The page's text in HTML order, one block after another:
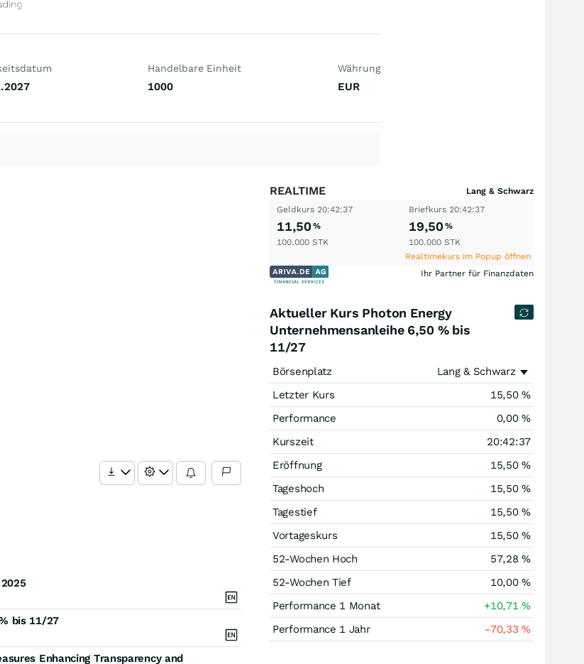
Handelbare Einheit
1000
Währung
EUR
bis 11/27
Enhancing Transparency and
Lang & Schwarz
REALTIME
Geldkurs 20:42:37
11,50 %
100.000 STK
Briefkurs 20:42:37
19,50 %
100.000 STK
Realtimekurs im Popup öffnen
Ihr Partner für Finanzdaten
Aktueller Kurs Photon Energy
Unternehmensanleihe 6,50 % bis
11/27
Börsenplatz
Lang & Schwarz
Letzter Kurs
15,50 %
Performance
0,00%
Kurszeit
20:42:37
Eröffnung
15,50 %
Tageshoch
15,50 %
Tagestief
15,50 %
Vortageskurs
15,50%
52-Wochen Hoch
57,28%
52-Wochen Tief
10,00%
Performance 1 Monat
+10,71%
Performance 1 Jahr
-70,33%